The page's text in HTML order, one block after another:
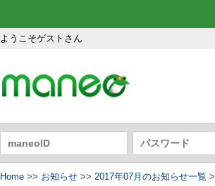
ようこそゲストさん
Home >> お知らせ >> 2017年07月のお知らせ一覧